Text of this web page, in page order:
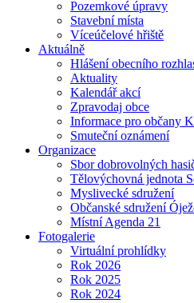
Pozemkové úpravy
Stavební místa
Víceúčelové hřiště
Aktuálně
Hlášení obecního
Aktuality
Kalendář akcí
Zpravodaj obce
Informace pro občany
Smuteční oznámení
Organizace
Sbor dobrovolných
Tělovýchovná jednota
Myslivecké sdružení
Občanské sdružení
Místní Agenda 21
Fotogalerie
Virtuální prohlídky
Rok 2026
Rok 2025
Rok 2024